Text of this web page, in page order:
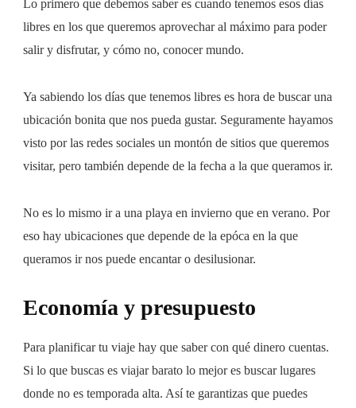
Lo primero que debemos saber es cuando tenemos esos días
libres en los que queremos aprovechar al máximo para poder
salir y disfrutar, y cómo no, conocer mundo.
Ya sabiendo los días que tenemos libres es hora de buscar una
ubicación bonita que nos pueda gustar. Seguramente hayamos
visto por las redes sociales un montón de sitios que queremos
visitar, pero también depende de la fecha a la que queramos ir.
No es lo mismo ir a una playa en invierno que en verano. Por
eso hay ubicaciones que depende de la epóca en la que
queramos ir nos puede encantar o desilusionar.
Economía y presupuesto
Para planificar tu viaje hay que saber con qué dinero cuentas.
Si lo que buscas es viajar barato lo mejor es buscar lugares
donde no es temporada alta. Así te garantizas que puedes